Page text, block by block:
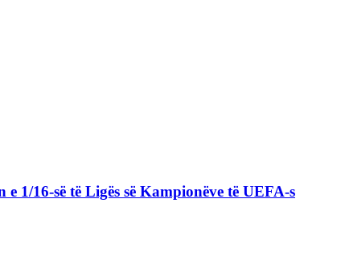
1/16-së të Ligës së Kampionëve të UEFA-s